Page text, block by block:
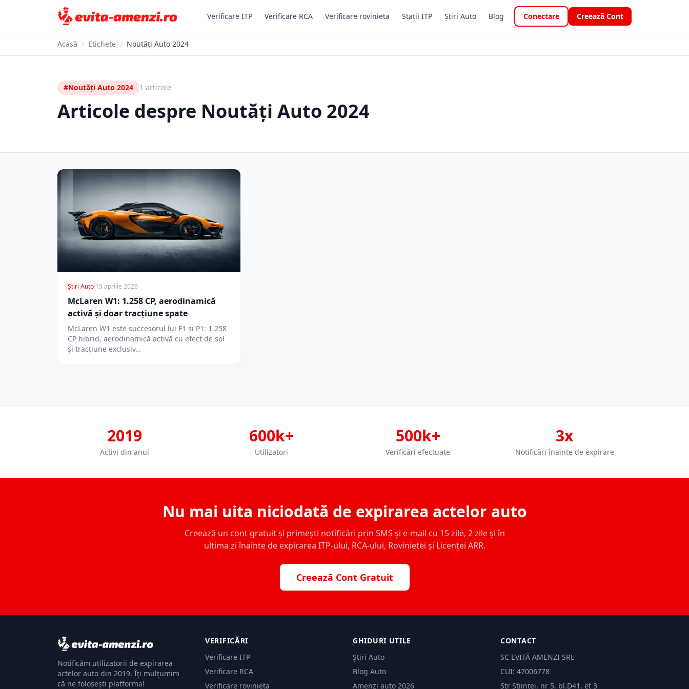
Verificare ITP Verificare RCA Verificare rovinieta Stații ITP Știri Auto Blog Conectare Creează Cont
Acasă / Etichete / Noutăți Auto 2024
#Noutăți Auto 2024 1 articole
Articole despre Noutăți Auto 2024
Știri Auto·19 aprilie 2026
McLaren W1: 1.258 CP, aerodinamică
activă și doar tracțiune spate
McLaren W1 este succesorul lui F1 și P1: 1.258
CP hibrid, aerodinamică activă cu efect de sol
și tracțiune exclusiv…
2019
Activi din anul
600k+
Utilizatori
500k+
Verificări efectuate
3x
Notificări înainte de expirare
Nu mai uita niciodată de expirarea actelor auto
Creează un cont gratuit și primești notificări prin SMS și e-mail cu 15 zile, 2 zile și în
ultima zi înainte de expirarea ITP-ului, RCA-ului, Rovinietei și Licenței ARR.
Creează Cont Gratuit
Notificăm utilizatorii de expirarea
actelor auto din 2019. Îți mulțumim
că ne folosești platforma!
VERIFICĂRI
Verificare ITP
Verificare RCA
Verificare rovinieta
GHIDURI UTILE
Știri Auto
Blog Auto
Amenzi auto 2026
CONTACT
SC EVITĂ AMENZI SRL
CUI: 47006778
Str Științei, nr 5, bl.D41, et 3